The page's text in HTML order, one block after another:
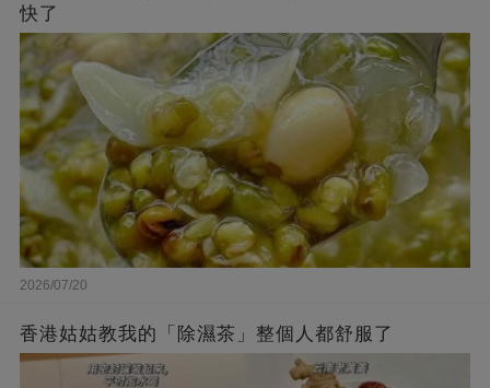
快了
2026/07/20
香港姑姑教我的「除濕茶」整個人都舒服了